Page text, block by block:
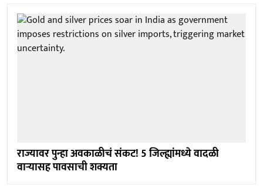
राज्यावर पुन्हा अवकाळीचं संकट! 5 जिल्ह्यांमध्ये वादळी
वाऱ्यासह पावसाची शक्यता